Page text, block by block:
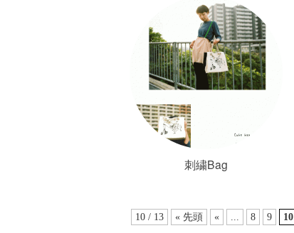
刺繍Bag
10 / 13 « 先頭 « ... 8 9 10